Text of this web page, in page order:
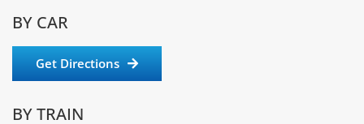
BY CAR
Get Directions
BY TRAIN